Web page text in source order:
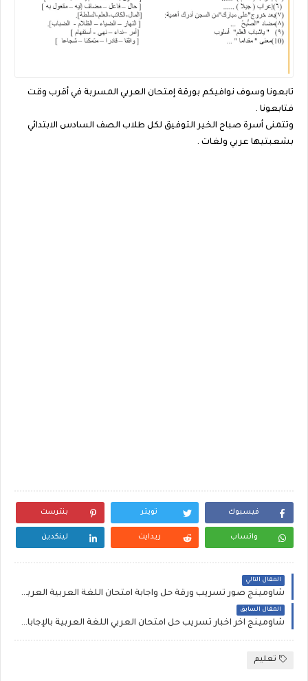
تابعونا وسوف نوافيكم بورقة إمتحان العربي المسربة في أقرب وقت
فتابعونا .
وتتمنى أسرة صباح الخير التوفيق لكل طلاب الصف السادس الابتدائي
بشعبتيها عربي ولغات .
فيسبوك تويتر بنترست
واتساب ريدايت لينكدين
المقال التالي
شاومينج صور تسريب ورقة حل واجابة امتحان اللغة العربية العربي للصف الأول الاعدادي بتاريخ اليوم 9-1-2024 أولى اعدادي الامتحان الورقي بالإجابات النموذجية
المقال السابق
شاومينج اخر اخبار تسريب حل امتحان العربي اللغة العربية بالإجابات النموذجية للصف السادس الابتدائي بالصور بتاريخ 9-1-2024
تعليم